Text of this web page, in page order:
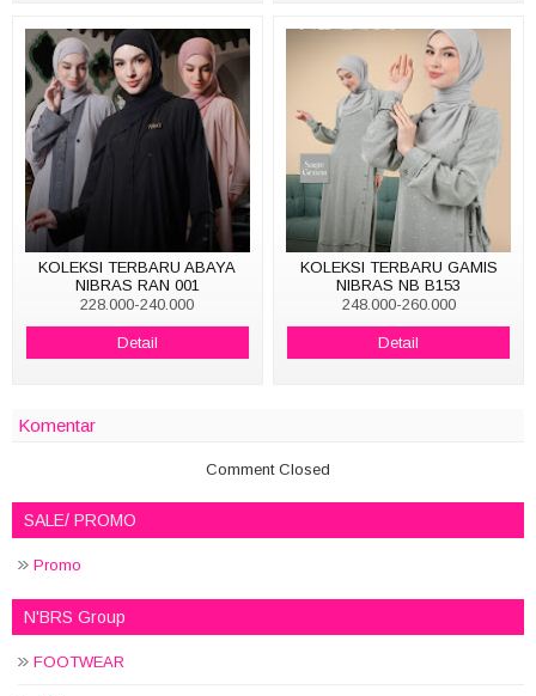
KOLEKSI TERBARU ABAYA
NIBRAS RAN 001
228.000-240.000
Detail
KOLEKSI TERBARU GAMIS
NIBRAS NB B153
248.000-260.000
Detail
Komentar
Comment Closed
SALE/ PROMO
Promo
N'BRS Group
FOOTWEAR